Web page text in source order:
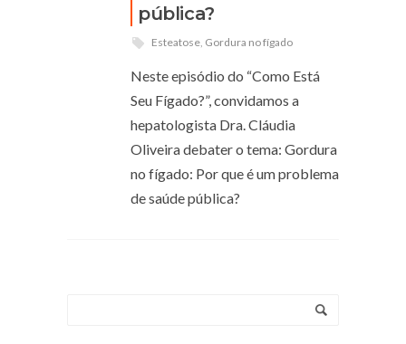
pública?
Esteatose, Gordura no fígado
Neste episódio do “Como Está
Seu Fígado?”, convidamos a
hepatologista Dra. Cláudia
Oliveira debater o tema: Gordura
no fígado: Por que é um problema
de saúde pública?